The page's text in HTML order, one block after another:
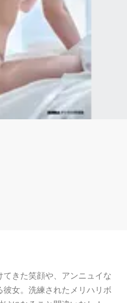
きた笑顔や、アンニュイな
女。洗練されたメリハリボ